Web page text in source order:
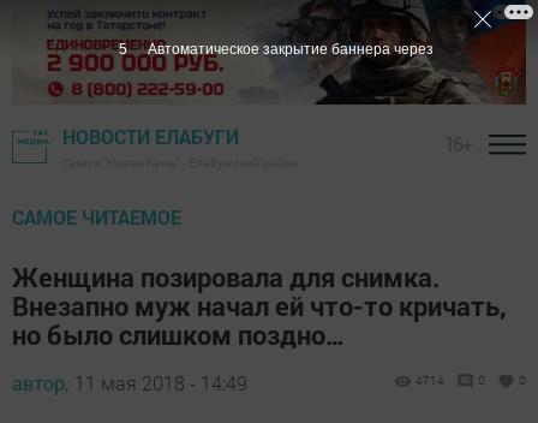
НОВОСТИ ЕЛАБУГИ
САМОЕ ЧИТАЕМОЕ
Женщина позировала для снимка.
Внезапно муж начал ей что-то кричать,
но было слишком поздно…
автор, 11 мая 2018 - 14:49 4714 0 0
4 Автоматическое закрытие баннера через